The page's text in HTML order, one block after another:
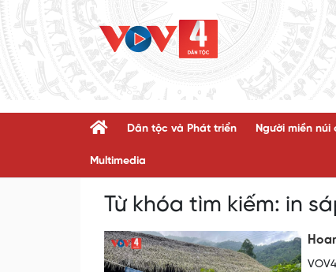
Dân tộc và Phát triển Người miền núi
Multimedia
Từ khóa tìm kiếm: in